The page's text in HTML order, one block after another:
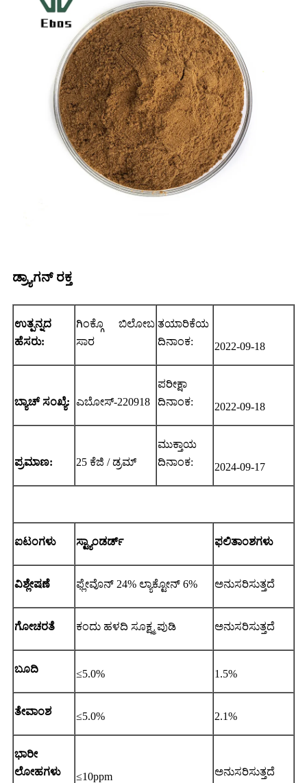
ಡ್ರ್ಯಾಗನ್ ರಕ್ತ
ಉತ್ಪನ್ನದ
ಹೆಸರು:
ಗಿಂಕ್ಗೊ ಬಿಲೋಬ
ಸಾರ
ತಯಾರಿಕೆಯ
ದಿನಾಂಕ:
2022-09-18
ಬ್ಯಾಚ್ ಸಂಖ್ಯೆ: ಎಬೋಸ್-220918
ಪರೀಕ್ಷಾ
ದಿನಾಂಕ:
2022-09-18
ಪ್ರಮಾಣ: 25 ಕೆಜಿ / ಡ್ರಮ್
ಮುಕ್ತಾಯ
ದಿನಾಂಕ:
2024-09-17
ಐಟಂಗಳು ಸ್ಟ್ಯಾಂಡರ್ಡ್ ಫಲಿತಾಂಶಗಳು
ವಿಶ್ಲೇಷಣೆ ಫ್ಲೇವೊನ್ 24% ಲ್ಯಾಕ್ಟೋನ್ 6% ಅನುಸರಿಸುತ್ತದೆ
ಗೋಚರತೆ ಕಂದು ಹಳದಿ ಸೂಕ್ಷ್ಮ ಪುಡಿ ಅನುಸರಿಸುತ್ತದೆ
ಬೂದಿ ≤5.0% 1.5%
ತೇವಾಂಶ ≤5.0% 2.1%
ಭಾರೀ
ಲೋಹಗಳು
≤10ppm ಅನುಸರಿಸುತ್ತದೆ